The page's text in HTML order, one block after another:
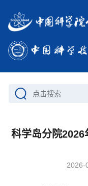
点击搜索
科学岛分院
2026-